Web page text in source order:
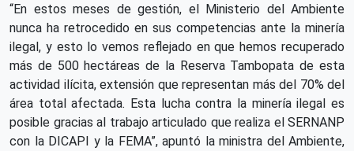
“En estos meses de gestión, el Ministerio del Ambiente
nunca ha retrocedido en sus competencias ante la minería
ilegal, y esto lo vemos reflejado en que hemos recuperado
más de 500 hectáreas de la Reserva Tambopata de esta
actividad ilícita, extensión que representan más del 70% del
área total afectada. Esta lucha contra la minería ilegal es
posible gracias al trabajo articulado que realiza el SERNANP
con la DICAPI y la FEMA”, apuntó la ministra del Ambiente,